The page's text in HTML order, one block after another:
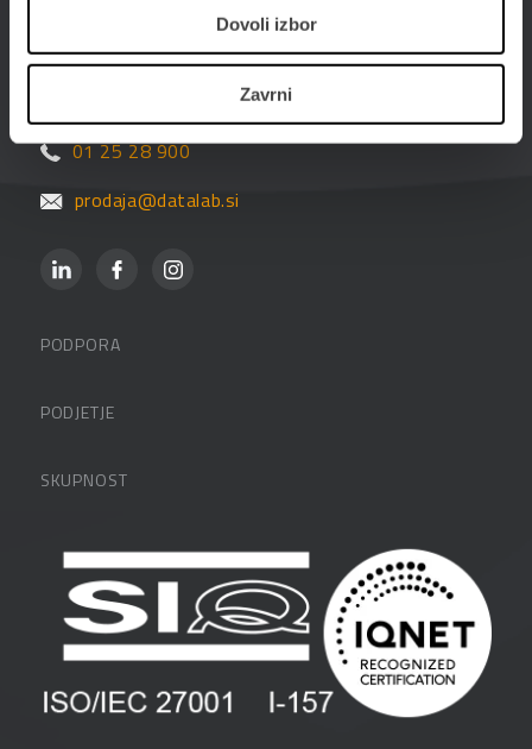
Dovoli izbor
Zavrni
Hajdrihova ulica 28c
01 25 28 900
prodaja@datalab.si
PODPORA
FAQ – pogosta vprašanja
PODJETJE
Zaposlitev
Vlagatelji
Pogoji in pogodbe
SKUPNOST
Blog
Spletni seminarji